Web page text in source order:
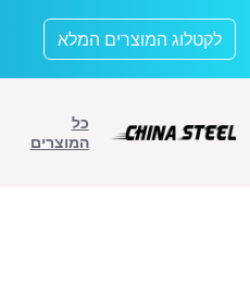
לקטלוג המוצרים המלא
כל
המוצרים